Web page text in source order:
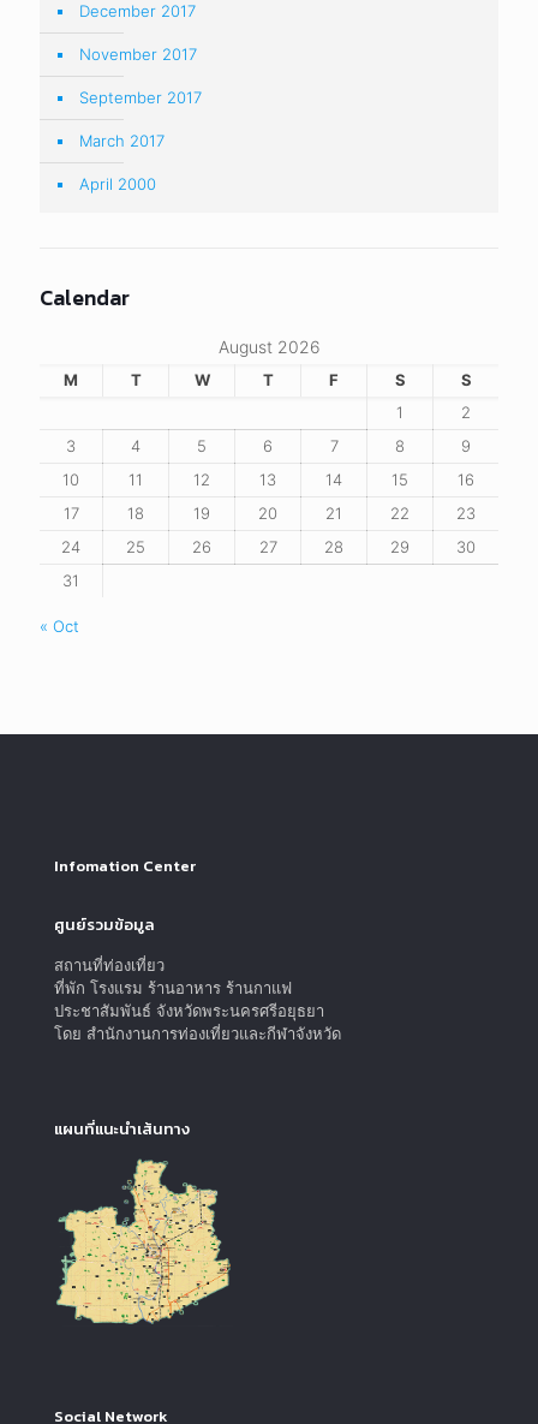
December 2017
November 2017
September 2017
March 2017
April 2000
Calendar
August 2026
M T W T F S
S
1
2
3
4 5 6 7 8
9
10
11 12 13 14 15
16
17
18 19 20 21 22
23
24
25 26 27 28 29
30
31
« Oct
Infomation Center
ศูนย์รวมข้อมูล
สถานที่ท่องเที่ยว
ที่พัก โรงแรม ร้านอาหาร ร้านกาแฟ
ประชาสัมพันธ์ จังหวัดพระนครศรีอยุธยา
โดย สำนักงานการท่องเที่ยวและกีฬาจังหวัด
แผนที่แนะนำเส้นทาง
Social Network